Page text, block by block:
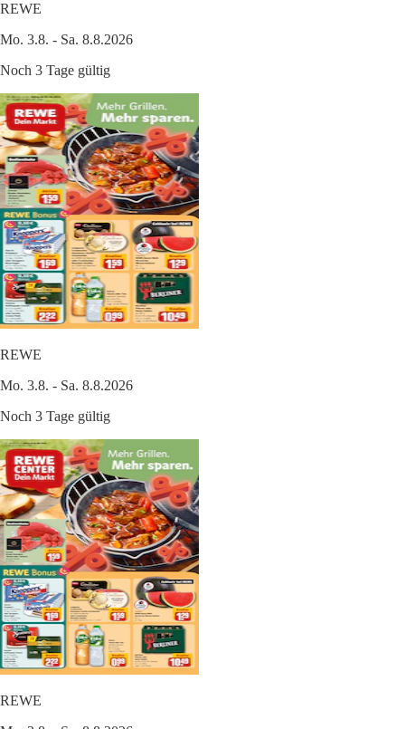
REWE
Mo. 3.8. - Sa. 8.8.2026
Noch 3 Tage gültig
REWE
Mo. 3.8. - Sa. 8.8.2026
Noch 3 Tage gültig
REWE